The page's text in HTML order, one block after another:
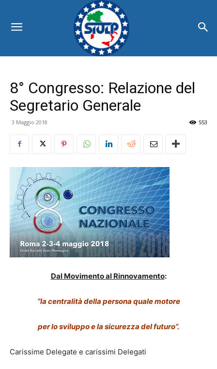
8° Congresso: Relazione del
Segretario Generale
3 Maggio 2018 553
Dal Movimento al Rinnovamento:
“la centralità della persona quale motore
per lo sviluppo e la sicurezza del futuro”.
Carissime Delegate e carissimi Delegati